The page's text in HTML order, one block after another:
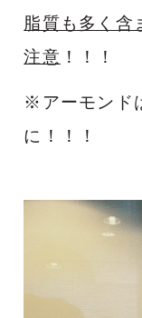
脂質も多く含
注意 ！！！
※アーモンド
に！！！